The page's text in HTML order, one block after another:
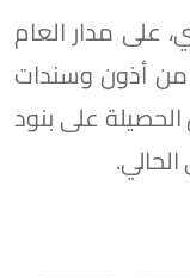
على مدار العام
من أذون وسندات
الحصيلة على بنود